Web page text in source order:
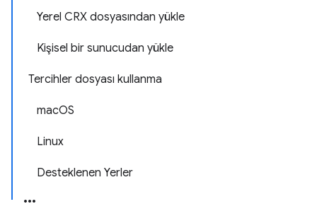
Yerel CRX dosyasından yükle
Kişisel bir sunucudan yükle
Tercihler dosyası kullanma
macOS
Linux
Desteklenen Yerler